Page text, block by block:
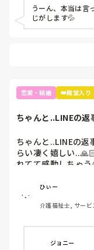
リハ, 訪問介
うーん、本当は
じがします💦
恋愛・結婚 👑殿堂入り
ちゃんと..LINEの
ちゃんと..LINEの返
らい凄く嬉しい
れてて感動しちゃ
根本的な解決には
き合おうとしてく
ひぃー
介護福祉士, サー
ジョニー